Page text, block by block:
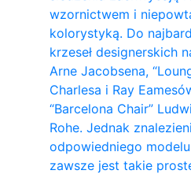
wzornictwem i
kolorystyką. Do
krzeseł designerskich
Arne Jacobsena,
Charlesa i Ray
“Barcelona Chair”
Rohe. Jednak
odpowiedniego
zawsze jest takie